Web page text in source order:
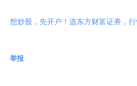
想炒股，先开户！选东方财富证券，
举报